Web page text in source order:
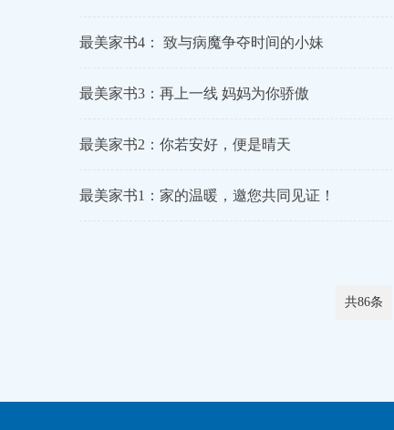
最美家书4： 致与病魔争夺时间的小妹
最美家书3：再上一线 妈妈为你骄傲
最美家书2：你若安好，便是晴天
最美家书1：家的温暖，邀您共同见证！
共86条